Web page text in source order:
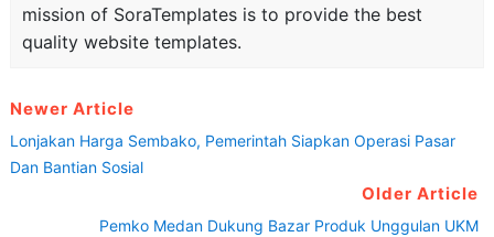
mission of SoraTemplates is to provide the best
quality website templates.
Newer Article
Lonjakan Harga Sembako, Pemerintah Siapkan Operasi Pasar
Dan Bantian Sosial
Older Article
Pemko Medan Dukung Bazar Produk Unggulan UKM